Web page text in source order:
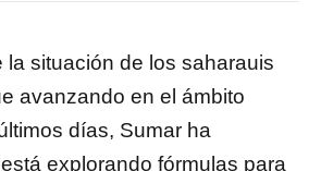
la situación de los saharauis
avanzando en el ámbito
días, Sumar ha
explorando fórmulas para